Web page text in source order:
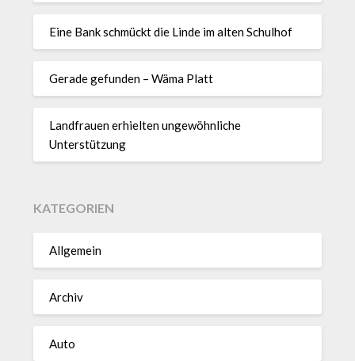
Eine Bank schmückt die Linde im alten Schulhof
Gerade gefunden – Wäma Platt
Landfrauen erhielten ungewöhnliche
Unterstützung
KATEGORIEN
Allgemein
Archiv
Auto